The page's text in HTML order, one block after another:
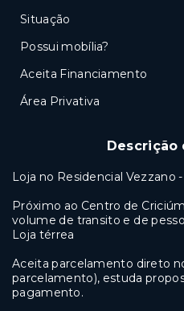
Descrição
Loja no Residencial Vezzano
Próximo ao Centro de
volume de transito e de
Loja térrea
Aceita parcelamento direto
parcelamento), estuda
pagamento.
Situação
Possui mobília?
Aceita Financiamento
Área Privativa